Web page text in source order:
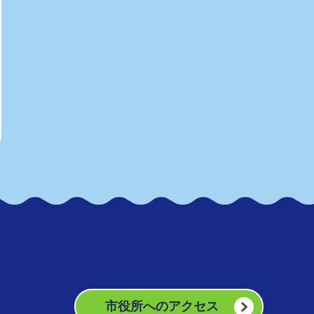
市役所へのアクセス